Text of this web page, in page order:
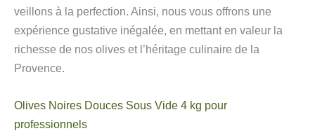
veillons à la perfection. Ainsi, nous vous offrons une
expérience gustative inégalée, en mettant en valeur la
richesse de nos olives et l’héritage culinaire de la
Provence.
Olives Noires Douces Sous Vide 4 kg pour
professionnels